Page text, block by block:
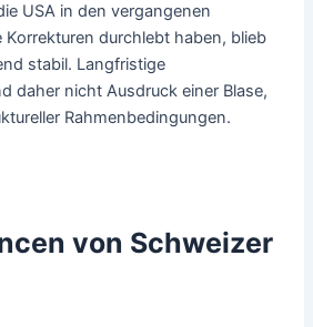
USA in den vergangenen
durchlebt haben, blieb
stabil. Langfristige
daher nicht Ausdruck einer Blase,
Rahmenbedingungen.
von Schweizer